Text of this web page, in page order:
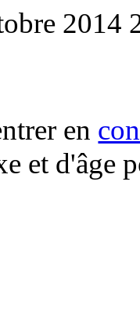
2014
en
et d'âge